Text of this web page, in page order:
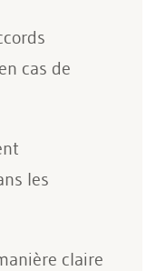
cas de
les
claire